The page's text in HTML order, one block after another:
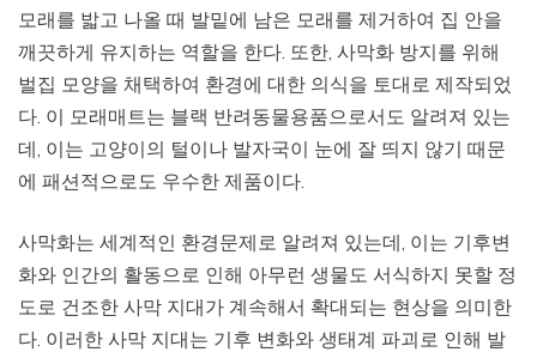
모래를 밟고 나올 때 발밑에 남은 모래를 제거하여 집 안을
깨끗하게 유지하는 역할을 한다. 또한, 사막화 방지를 위해
벌집 모양을 채택하여 환경에 대한 의식을 토대로 제작되었
다. 이 모래매트는 블랙 반려동물용품으로서도 알려져 있는
데, 이는 고양이의 털이나 발자국이 눈에 잘 띄지 않기 때문
에 패션적으로도 우수한 제품이다.
사막화는 세계적인 환경문제로 알려져 있는데, 이는 기후변
화와 인간의 활동으로 인해 아무런 생물도 서식하지 못할 정
도로 건조한 사막 지대가 계속해서 확대되는 현상을 의미한
다. 이러한 사막 지대는 기후 변화와 생태계 파괴로 인해 발